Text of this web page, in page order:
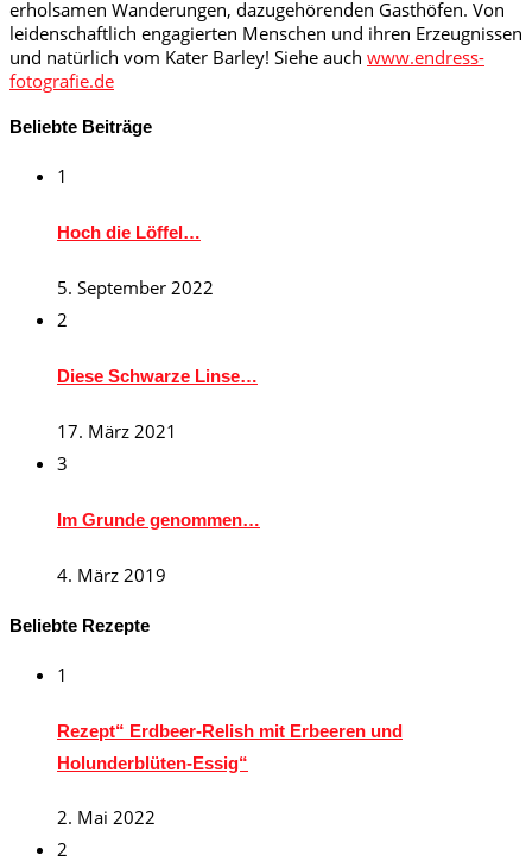
erholsamen Wanderungen, dazugehörenden Gasthöfen. Von
leidenschaftlich engagierten Menschen und ihren Erzeugnissen
und natürlich vom Kater Barley! Siehe auch www.endress-
fotografie.de
Beliebte Beiträge
1
Hoch die Löffel…
5. September 2022
2
Diese Schwarze Linse…
17. März 2021
3
Im Grunde genommen…
4. März 2019
Beliebte Rezepte
1
Rezept“ Erdbeer-Relish mit Erbeeren und
Holunderblüten-Essig“
2. Mai 2022
2